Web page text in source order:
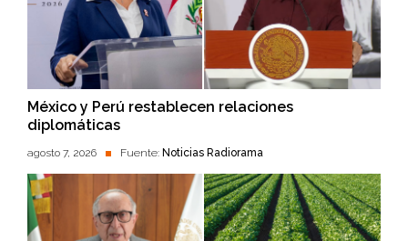
México y Perú restablecen relaciones
diplomáticas
agosto 7, 2026 Fuente: Noticias Radiorama